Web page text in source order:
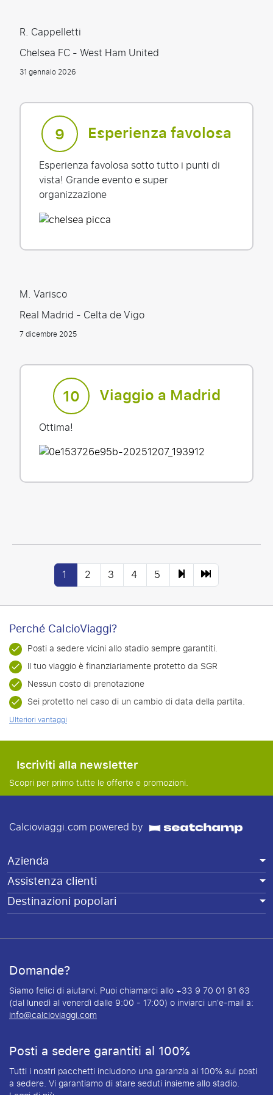
R. Cappelletti
Chelsea FC - West Ham United
31 gennaio 2026
9 Esperienza favolosa
Esperienza favolosa sotto tutto i punti di
vista! Grande evento e super
organizzazione
M. Varisco
Real Madrid - Celta de Vigo
7 dicembre 2025
10 Viaggio a Madrid
Ottima!
1 2 3 4 5
Perché CalcioViaggi?
Posti a sedere vicini allo stadio sempre garantiti.
Il tuo viaggio è finanziariamente protetto da SGR
Nessun costo di prenotazione
Sei protetto nel caso di un cambio di data della partita.
Ulteriori vantaggi
Iscriviti alla newsletter
Scopri per primo tutte le offerte e promozioni.
Calcioviaggi.com powered by
Azienda
Assistenza clienti
Destinazioni popolari
Domande?
Siamo felici di aiutarvi. Puoi chiamarci allo +33 9 70 01 91 63
(dal lunedì al venerdì dalle 9:00 - 17:00) o inviarci un'e-mail a:
info@calcioviaggi.com
Posti a sedere garantiti al 100%
Tutti i nostri pacchetti includono una garanzia al 100% sui posti
a sedere. Vi garantiamo di stare seduti insieme allo stadio.